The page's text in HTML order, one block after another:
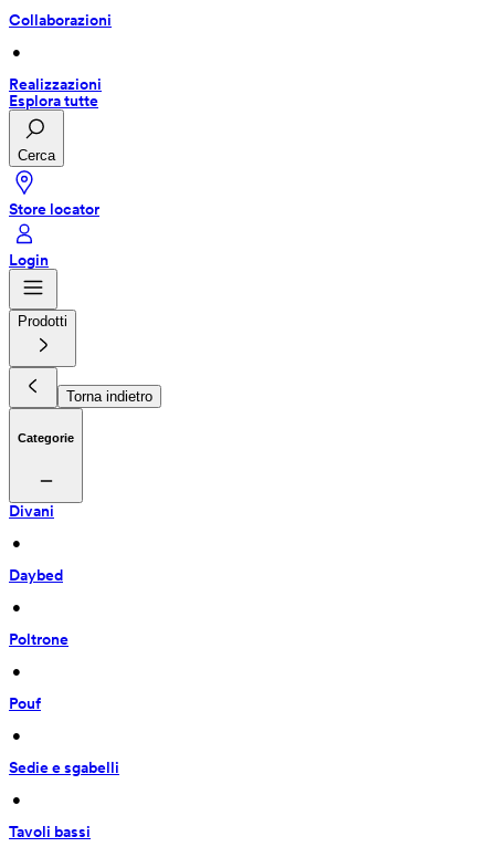
Collaborazioni
•
Realizzazioni
Esplora tutte
Cerca
Store locator
Login
Prodotti
Torna indietro
Categorie
Divani
•
Daybed
•
Poltrone
•
Pouf
•
Sedie e sgabelli
•
Tavoli bassi